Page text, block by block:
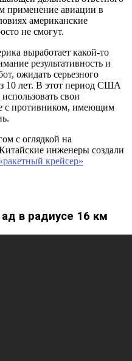
применение авиации в
американские
не смогут.
выработает какой-то
результативность и
ожидать серьезного
10 лет. В этот период США
свои
с противником, имеющим
с оглядкой на
инженеры создали
крейсер»
в радиусе 16 км